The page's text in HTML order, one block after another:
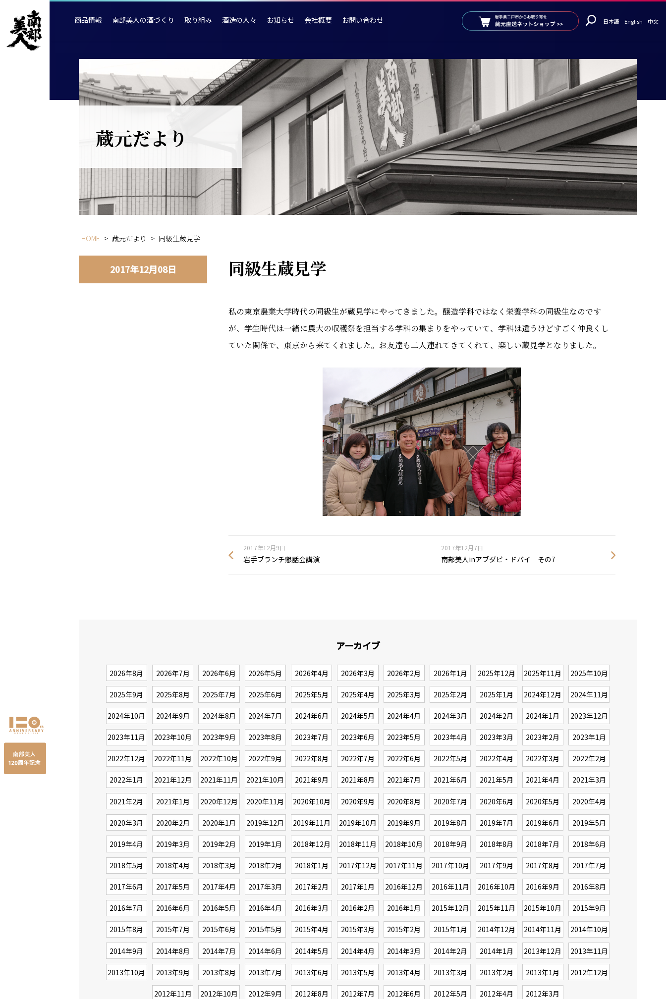
商品情報 南部美人の酒づくり 取り組み 酒造の人々 お知らせ 会社概要 お問い合わせ 日本語 English 中文
蔵元だより
HOME > 蔵元だより > 同級生蔵見学
2017年12月08日 同級生蔵見学
私の東京農業大学時代の同級生が蔵見学にやってきました。醸造学科ではなく栄養学科の同級生なのです
が、学生時代は一緒に農大の収穫祭を担当する学科の集まりをやっていて、学科は違うけどすごく仲良くし
ていた関係で、東京から来てくれました。お友達も二人連れてきてくれて、楽しい蔵見学となりました。
2017年12月9日
岩手ブランチ懇話会講演
2017年12月7日
南部美人inアブダビ・ドバイ その7
アーカイブ
2026年8月 2026年7月 2026年6月 2026年5月 2026年4月 2026年3月 2026年2月 2026年1月 2025年12月 2025年11月 2025年10月
2025年9月 2025年8月 2025年7月 2025年6月 2025年5月 2025年4月 2025年3月 2025年2月 2025年1月 2024年12月 2024年11月
2024年10月 2024年9月 2024年8月 2024年7月 2024年6月 2024年5月 2024年4月 2024年3月 2024年2月 2024年1月 2023年12月
2023年11月 2023年10月 2023年9月 2023年8月 2023年7月 2023年6月 2023年5月 2023年4月 2023年3月 2023年2月 2023年1月
2022年12月 2022年11月 2022年10月 2022年9月 2022年8月 2022年7月 2022年6月 2022年5月 2022年4月 2022年3月 2022年2月
2022年1月 2021年12月 2021年11月 2021年10月 2021年9月 2021年8月 2021年7月 2021年6月 2021年5月 2021年4月 2021年3月
2021年2月 2021年1月 2020年12月 2020年11月 2020年10月 2020年9月 2020年8月 2020年7月 2020年6月 2020年5月 2020年4月
2020年3月 2020年2月 2020年1月 2019年12月 2019年11月 2019年10月 2019年9月 2019年8月 2019年7月 2019年6月 2019年5月
2019年4月 2019年3月 2019年2月 2019年1月 2018年12月 2018年11月 2018年10月 2018年9月 2018年8月 2018年7月 2018年6月
2018年5月 2018年4月 2018年3月 2018年2月 2018年1月 2017年12月 2017年11月 2017年10月 2017年9月 2017年8月 2017年7月
2017年6月 2017年5月 2017年4月 2017年3月 2017年2月 2017年1月 2016年12月 2016年11月 2016年10月 2016年9月 2016年8月
2016年7月 2016年6月 2016年5月 2016年4月 2016年3月 2016年2月 2016年1月 2015年12月 2015年11月 2015年10月 2015年9月
2015年8月 2015年7月 2015年6月 2015年5月 2015年4月 2015年3月 2015年2月 2015年1月 2014年12月 2014年11月 2014年10月
2014年9月 2014年8月 2014年7月 2014年6月 2014年5月 2014年4月 2014年3月 2014年2月 2014年1月 2013年12月 2013年11月
2013年10月 2013年9月 2013年8月 2013年7月 2013年6月 2013年5月 2013年4月 2013年3月 2013年2月 2013年1月 2012年12月
2012年11月 2012年10月 2012年9月 2012年8月 2012年7月 2012年6月 2012年5月 2012年4月 2012年3月